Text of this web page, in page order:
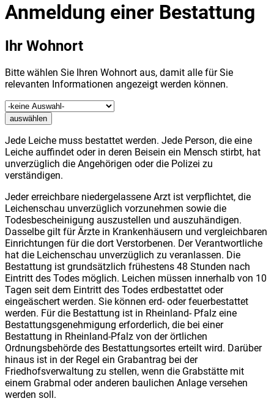
Anmeldung einer Bestattung
Ihr Wohnort
Bitte wählen Sie Ihren Wohnort aus, damit alle für Sie
relevanten Informationen angezeigt werden können.
auswählen
Jede Leiche muss bestattet werden. Jede Person, die eine
Leiche auffindet oder in deren Beisein ein Mensch stirbt, hat
unverzüglich die Angehörigen oder die Polizei zu
verständigen.
Jeder erreichbare niedergelassene Arzt ist verpflichtet, die
Leichenschau unverzüglich vorzunehmen sowie die
Todesbescheinigung auszustellen und auszuhändigen.
Dasselbe gilt für Ärzte in Krankenhäusern und vergleichbaren
Einrichtungen für die dort Verstorbenen. Der Verantwortliche
hat die Leichenschau unverzüglich zu veranlassen. Die
Bestattung ist grundsätzlich frühestens 48 Stunden nach
Eintritt des Todes möglich. Leichen müssen innerhalb von 10
Tagen seit dem Eintritt des Todes erdbestattet oder
eingeäschert werden. Sie können erd- oder feuerbestattet
werden. Für die Bestattung ist in Rheinland- Pfalz eine
Bestattungsgenehmigung erforderlich, die bei einer
Bestattung in Rheinland-Pfalz von der örtlichen
Ordnungsbehörde des Bestattungsortes erteilt wird. Darüber
hinaus ist in der Regel ein Grabantrag bei der
Friedhofsverwaltung zu stellen, wenn die Grabstätte mit
einem Grabmal oder anderen baulichen Anlage versehen
werden soll.